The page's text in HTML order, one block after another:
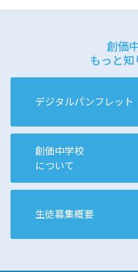
創価
もっと
デジタルパンフレット
創価中学校
について
生徒募集概要